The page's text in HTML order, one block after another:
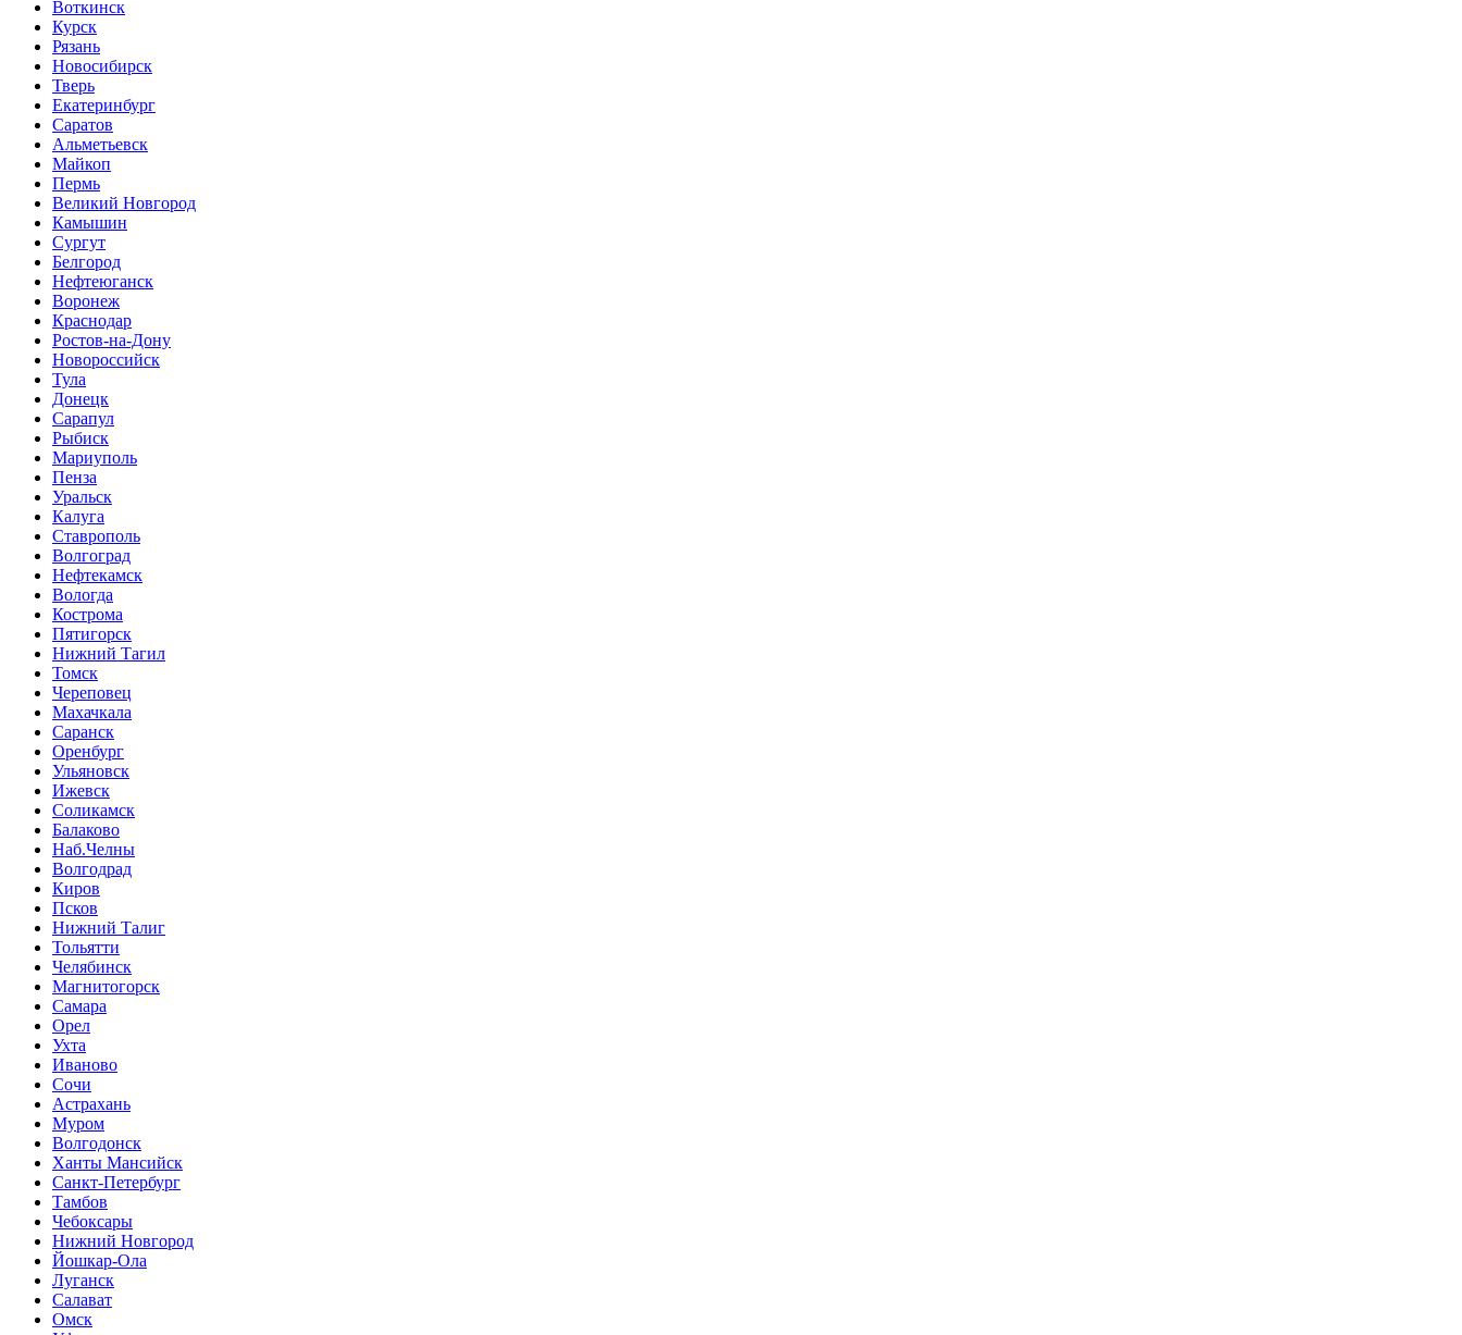
Воткинск
Курск
Рязань
Новосибирск
Тверь
Екатеринбург
Саратов
Альметьевск
Майкоп
Пермь
Великий Новгород
Камышин
Сургут
Белгород
Нефтеюганск
Воронеж
Краснодар
Ростов-на-Дону
Новороссийск
Тула
Донецк
Сарапул
Рыбиск
Мариуполь
Пенза
Уральск
Калуга
Ставрополь
Волгоград
Нефтекамск
Вологда
Кострома
Пятигорск
Нижний Тагил
Томск
Череповец
Махачкала
Саранск
Оренбург
Ульяновск
Ижевск
Соликамск
Балаково
Наб.Челны
Волгодрад
Киров
Псков
Нижний Талиг
Тольятти
Челябинск
Магнитогорск
Самара
Орел
Ухта
Иваново
Сочи
Астрахань
Муром
Волгодонск
Ханты Мансийск
Санкт-Петербург
Тамбов
Чебоксары
Нижний Новгород
Йошкар-Ола
Луганск
Салават
Омск